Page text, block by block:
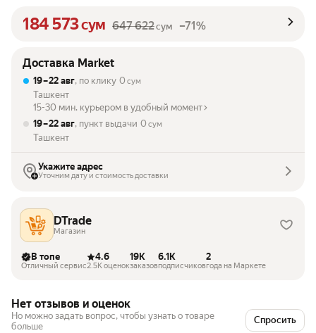
184 573сум 647 622сум –71%
Доставка Market
19 – 22 авг, по клику 0 сум
Ташкент
15-30 мин. курьером в удобный момент
19 – 22 авг, пункт выдачи 0 сум
Ташкент
Укажите адрес
Уточним дату и стоимость доставки
DTrade
Магазин
В топе
Отличный сервис
4.6
2.5K оценок
19K
заказов
6.1K
подписчиков
2
года на Маркете
Нет отзывов и оценок
Но можно задать вопрос, чтобы узнать о товаре
больше
Спросить